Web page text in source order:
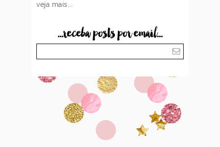
veja mais...
...receba posts por email...